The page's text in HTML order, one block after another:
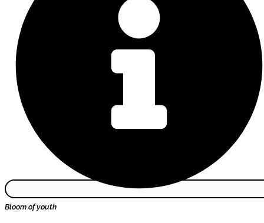
Bloom of youth